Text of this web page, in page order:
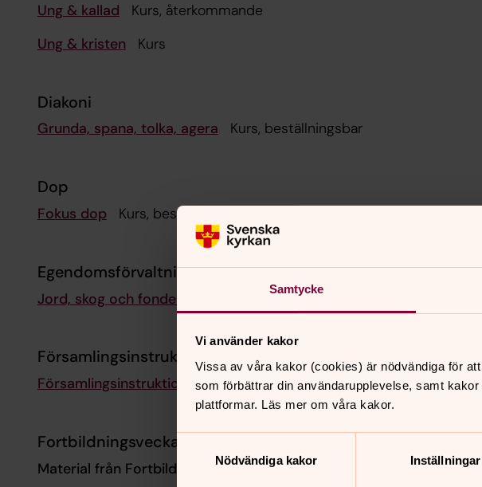
Samtycke
Vi använder kakor
Vissa av våra kakor (cookies) är nödvändiga för
som förbättrar din användarupplevelse, samt
plattformar. Läs mer om våra kakor.
Samtyckesval
Nödvändiga kakor
Inställningar
Ung & kallad
Kurs, återkommande
Ung & kristenKurs
Diakoni
Grunda, spana, tolka, agera Kurs, beställningsbar
Dop
Fokus dopKurs, beställningsbar-återkommande?
Egendomsförvaltning
Jord, skog och fonder
Församlingsinstruktion
Församlingsinstruktioner– vägledning och stöd Rådgivning
Fortbildningsveckan
Material från Fortbildningsveckans inspelade delar
Kurs, Material